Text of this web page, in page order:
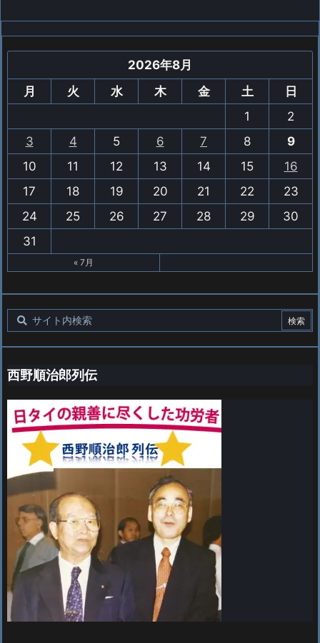
2026年8月
月
火 水 木 金 土
日
1
2
3
4 5 6 7 8
9
10
11 12 13 14 15
16
17
18 19 20 21 22
23
24
25 26 27 28 29
30
31
« 7月
西野順治郎列伝